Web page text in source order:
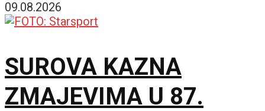
bedem, Pazarci
Bogdana!
09.08.2026
SUROVA KAZNA
ZMAJEVIMA U 87.